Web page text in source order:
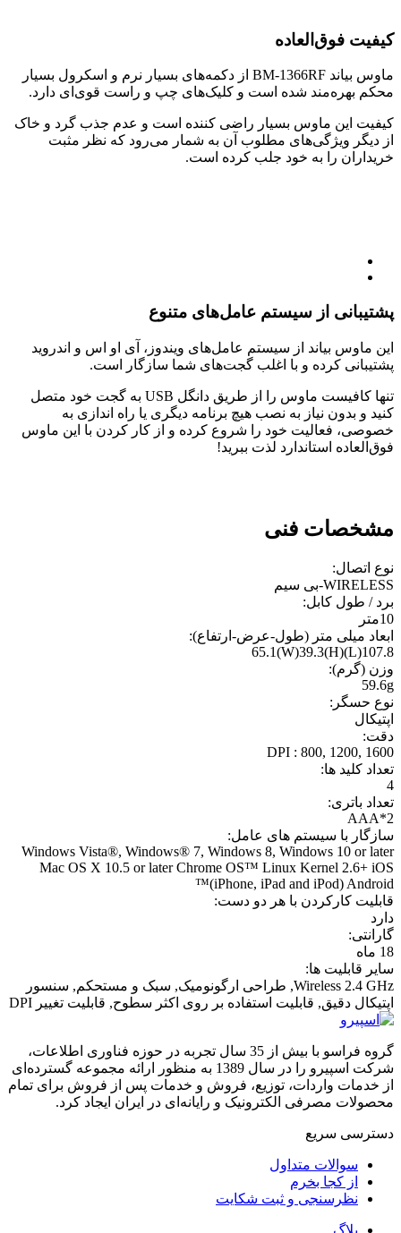
کیفیت فوق‌العاده
ماوس بیاند BM-1366RF از دکمه‌های بسیار نرم و اسکرول بسیار
محکم بهره‌مند شده است و کلیک‌های چپ و راست قوی‌ای دارد.
کیفیت این ماوس بسیار راضی کننده است و عدم جذب گرد و خاک
از دیگر ویژگی‌های مطلوب آن به شمار می‌رود که نظر مثبت
خریداران را به خود جلب کرده است.
پشتیبانی از سیستم عامل‌های متنوع
این ماوس بیاند از سیستم عامل‌های ویندوز، آی او اس و اندروید
پشتیبانی کرده و با اغلب گجت‌های شما سازگار است.
تنها کافیست ماوس را از طریق دانگل USB به گجت خود متصل
کنید و بدون نیاز به نصب هیچ برنامه دیگری یا راه اندازی به
خصوصی، فعالیت خود را شروع کرده و از کار کردن با این ماوس
فوق‌العاده استاندارد لذت ببرید!
مشخصات فنی
نوع اتصال:
WIRELESS-بی سیم
برد / طول کابل:
10متر
ابعاد میلی متر (طول-عرض-ارتفاع):
107.8(L)65.1(W)39.3(H)
وزن (گرم):
59.6g
نوع حسگر:
اپتيکال
دقت:
DPI : 800, 1200, 1600
تعداد کلید ها:
4
تعداد باتری:
2*AAA
سازگار با سیستم های عامل:
Windows Vista®, Windows® 7, Windows 8, Windows 10 or later
Mac OS X 10.5 or later Chrome OS™ Linux Kernel 2.6+ iOS
(iPhone, iPad and iPod) Android™
قابليت کارکردن با هر دو دست:
دارد
گارانتی:
18 ماه
سایر قابلیت ها:
Wireless 2.4 GHz, طراحی ارگونومیک, سبک و مستحکم, سنسور
اپتیکال دقیق, قابلیت استفاده بر روی اکثر سطوح, قابلیت تغییر DPI
گروه فراسو با بیش از 35 سال تجربه در حوزه فناوری اطلاعات،
شرکت اسپیرو را در سال 1389 به منظور ارائه مجموعه گسترده‌ای
از خدمات واردات، توزیع، فروش و خدمات پس از فروش برای تمام
محصولات مصرفی الکترونیک و رایانه‌ای در ایران ایجاد کرد.
دسترسی‌ سریع
سوالات متداول
از کجا بخرم
نظرسنجی و ثبت شکایت
بلاگ